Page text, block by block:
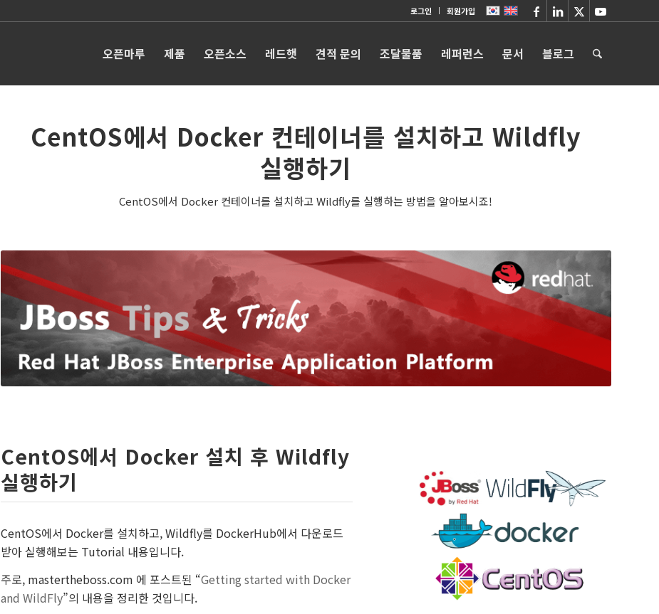
로그인 회원가입
오픈마루 제품 오픈소스 레드햇 견적 문의 조달물품 레퍼런스 문서 블로그
CentOS에서 Docker 컨테이너를 설치하고 Wildfly
실행하기
CentOS에서 Docker 컨테이너를 설치하고 Wildfly를 실행하는 방법을 알아보시죠!
CentOS에서 Docker 설치 후 Wildfly
실행하기
CentOS에서 Docker를 설치하고, Wildfly를 DockerHub에서 다운로드
받아 실행해보는 Tutorial 내용입니다.
주로, mastertheboss.com 에 포스트된 “Getting started with Docker
and WildFly”의 내용을 정리한 것입니다.